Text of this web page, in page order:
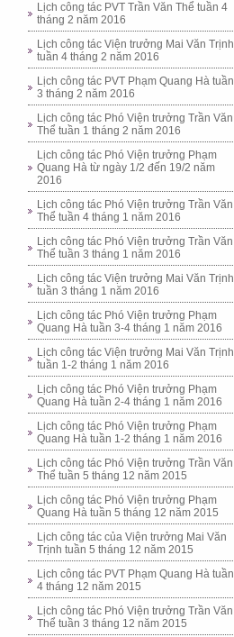
Lịch công tác PVT Trần Văn Thể tuần 4
tháng 2 năm 2016
Lịch công tác Viện trưởng Mai Văn Trịnh
tuần 4 tháng 2 năm 2016
Lịch công tác PVT Phạm Quang Hà tuần
3 tháng 2 năm 2016
Lịch công tác Phó Viện trưởng Trần Văn
Thể tuần 1 tháng 2 năm 2016
Lịch công tác Phó Viện trưởng Phạm
Quang Hà từ ngày 1/2 đến 19/2 năm
2016
Lịch công tác Phó Viện trưởng Trần Văn
Thể tuần 4 tháng 1 năm 2016
Lịch công tác Phó Viện trưởng Trần Văn
Thể tuần 3 tháng 1 năm 2016
Lịch công tác Viện trưởng Mai Văn Trịnh
tuần 3 tháng 1 năm 2016
Lịch công tác Phó Viện trưởng Phạm
Quang Hà tuần 3-4 tháng 1 năm 2016
Lịch công tác Viện trưởng Mai Văn Trịnh
tuần 1-2 tháng 1 năm 2016
Lịch công tác Phó Viện trưởng Phạm
Quang Hà tuần 2-4 tháng 1 năm 2016
Lịch công tác Phó Viện trưởng Phạm
Quang Hà tuần 1-2 tháng 1 năm 2016
Lịch công tác Phó Viện trưởng Trần Văn
Thể tuần 5 tháng 12 năm 2015
Lịch công tác Phó Viện trưởng Phạm
Quang Hà tuần 5 tháng 12 năm 2015
Lịch công tác của Viện trưởng Mai Văn
Trịnh tuần 5 tháng 12 năm 2015
Lịch công tác PVT Phạm Quang Hà tuần
4 tháng 12 năm 2015
Lịch công tác Phó Viện trưởng Trần Văn
Thể tuần 3 tháng 12 năm 2015